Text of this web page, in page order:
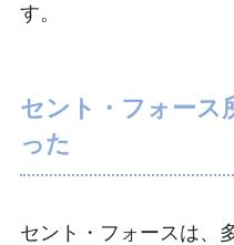
す。
セント・フォース
った
セント・フォースは、